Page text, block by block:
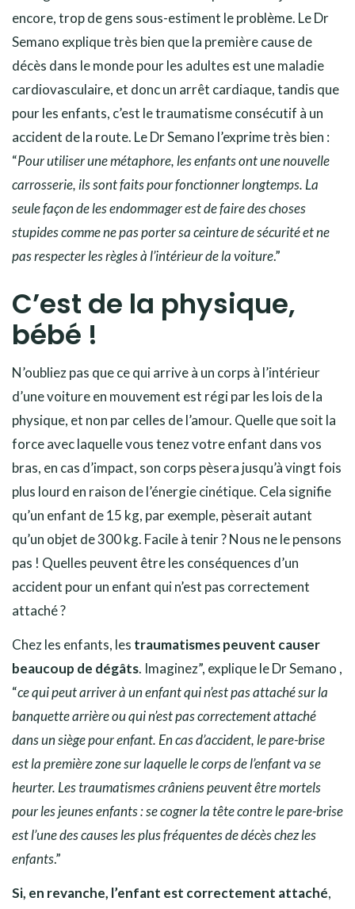
encore, trop de gens sous-estiment le problème. Le Dr
Semano explique très bien que la première cause de
décès dans le monde pour les adultes est une maladie
cardiovasculaire, et donc un arrêt cardiaque, tandis que
pour les enfants, c’est le traumatisme consécutif à un
accident de la route. Le Dr Semano l’exprime très bien :
“Pour utiliser une métaphore, les enfants ont une nouvelle
carrosserie, ils sont faits pour fonctionner longtemps. La
seule façon de les endommager est de faire des choses
stupides comme ne pas porter sa ceinture de sécurité et ne
pas respecter les règles à l’intérieur de la voiture.”
C’est de la physique,
bébé !
N’oubliez pas que ce qui arrive à un corps à l’intérieur
d’une voiture en mouvement est régi par les lois de la
physique, et non par celles de l’amour. Quelle que soit la
force avec laquelle vous tenez votre enfant dans vos
bras, en cas d’impact, son corps pèsera jusqu’à vingt fois
plus lourd en raison de l’énergie cinétique. Cela signifie
qu’un enfant de 15 kg, par exemple, pèserait autant
qu’un objet de 300 kg. Facile à tenir ? Nous ne le pensons
pas ! Quelles peuvent être les conséquences d’un
accident pour un enfant qui n’est pas correctement
attaché ?
Chez les enfants, les traumatismes peuvent causer
beaucoup de dégâts. Imaginez”, explique le Dr Semano ,
“ce qui peut arriver à un enfant qui n’est pas attaché sur la
banquette arrière ou qui n’est pas correctement attaché
dans un siège pour enfant. En cas d’accident, le pare-brise
est la première zone sur laquelle le corps de l’enfant va se
heurter. Les traumatismes crâniens peuvent être mortels
pour les jeunes enfants : se cogner la tête contre le pare-brise
est l’une des causes les plus fréquentes de décès chez les
enfants.”
Si, en revanche, l’enfant est correctement attaché,